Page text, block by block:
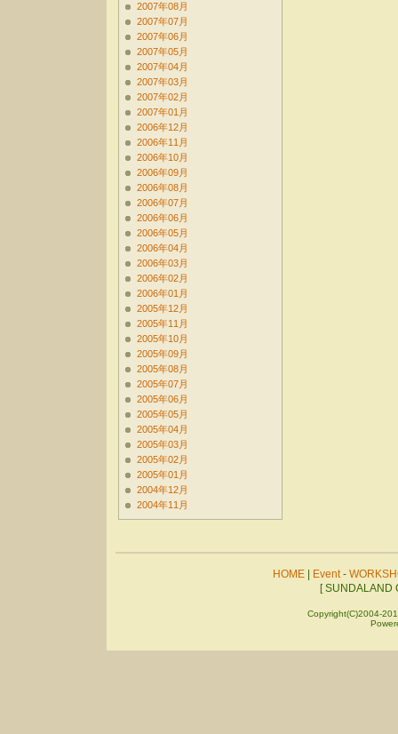
2007年08月
2007年07月
2007年06月
2007年05月
2007年04月
2007年03月
2007年02月
2007年01月
2006年12月
2006年11月
2006年10月
2006年09月
2006年08月
2006年07月
2006年06月
2006年05月
2006年04月
2006年03月
2006年02月
2006年01月
2005年12月
2005年11月
2005年10月
2005年09月
2005年08月
2005年07月
2005年06月
2005年05月
2005年04月
2005年03月
2005年02月
2005年01月
2004年12月
2004年11月
HOME| Event-
[ SUNDALAND
Copyright(C)2004-